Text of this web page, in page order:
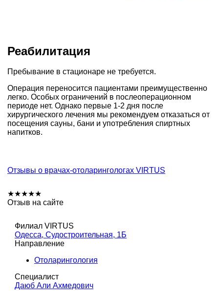
Реабилитация
Пребывание в стационаре не требуется.
Операция переносится пациентами преимущественно
легко. Особых ограничений в послеоперационном
периоде нет. Однако первые 1-2 дня после
хирургического лечения мы рекомендуем отказаться от
посещения сауны, бани и употребления спиртных
напитков.
Отзывы о врачах-отоларингологах VIRTUS
★★★★★
Отзыв на сайте
Филиал VIRTUS
Одесса, Судостроительная, 1Б
Направление
Отоларингология
Специалист
Даюб Али Ахмедович